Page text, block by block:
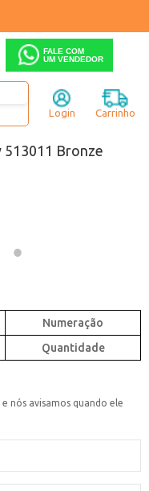
FALE COM
UM VENDEDOR
Login Carrinho
513011 Bronze
Quantidade